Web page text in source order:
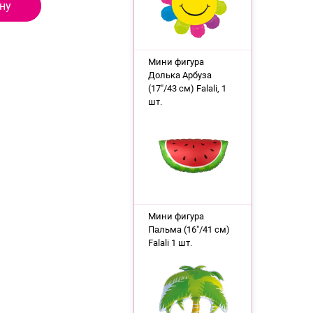
Мини фигура
Долька Арбуза
(17"/43 см) Falali, 1
шт.
Мини фигура
Пальма (16"/41 см)
Falali 1 шт.